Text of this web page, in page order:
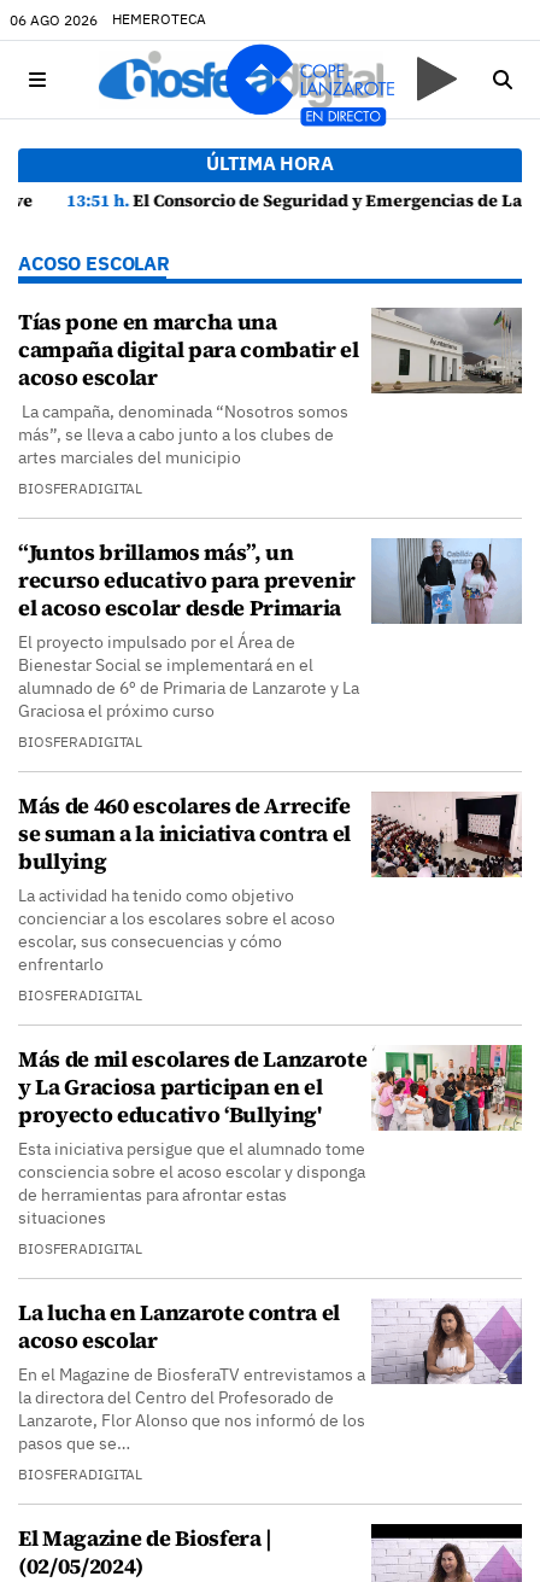
06 AGO 2026 HEMEROTECA
ÚLTIMA HORA
13:51 h.El Consorcio de Seguridad y Emergencias de Lanzarote presenta la Guía de Seguridad en Actividades Náuticas
ACOSO ESCOLAR
Tías pone en marcha una
campaña digital para combatir el
acoso escolar
La campaña, denominada “Nosotros somos
más”, se lleva a cabo junto a los clubes de
artes marciales del municipio
BIOSFERADIGITAL
“Juntos brillamos más”, un
recurso educativo para prevenir
el acoso escolar desde Primaria
El proyecto impulsado por el Área de
Bienestar Social se implementará en el
alumnado de 6º de Primaria de Lanzarote y La
Graciosa el próximo curso
BIOSFERADIGITAL
Más de 460 escolares de Arrecife
se suman a la iniciativa contra el
bullying
La actividad ha tenido como objetivo
concienciar a los escolares sobre el acoso
escolar, sus consecuencias y cómo
enfrentarlo
BIOSFERADIGITAL
Más de mil escolares de Lanzarote
y La Graciosa participan en el
proyecto educativo ‘Bullying'
Esta iniciativa persigue que el alumnado tome
consciencia sobre el acoso escolar y disponga
de herramientas para afrontar estas
situaciones
BIOSFERADIGITAL
La lucha en Lanzarote contra el
acoso escolar
En el Magazine de BiosferaTV entrevistamos a
la directora del Centro del Profesorado de
Lanzarote, Flor Alonso que nos informó de los
pasos que se…
BIOSFERADIGITAL
El Magazine de Biosfera |
(02/05/2024)